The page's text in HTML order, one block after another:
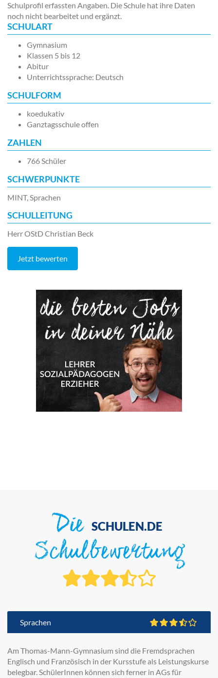
Schulprofil erfassten Angaben. Die Schule hat ihre Daten
noch nicht bearbeitet und ergänzt.
SCHULART
Gymnasium
Klassen 5 bis 12
Abitur
Unterrichtssprache: Deutsch
SCHULFORM
koedukativ
Ganztagsschule offen
ZAHLEN
766 Schüler
SCHWERPUNKTE
MINT, Sprachen
SCHULLEITUNG
Herr OStD Christian Beck
Jetzt bewerten
Die SCHULEN.DE
Schulbewertung
Sprachen
Am Thomas-Mann-Gymnasium sind die Fremdsprachen
Englisch und Französisch in der Kursstufe als Leistungskurse
belegbar. SchülerInnen können sich ferner in AGs für